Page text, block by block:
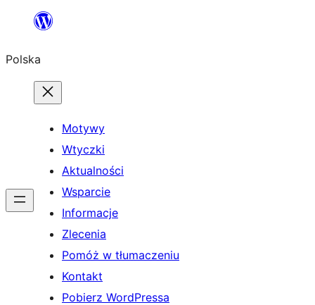
Przejdź
treści
Polska
Motywy
Wtyczki
Aktualności
Wsparcie
Informacje
Zlecenia
Pomóż w tłumaczeniu
Kontakt
Pobierz WordPressa